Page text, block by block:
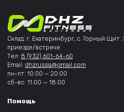
Склад: г. Екатеринбург, с. Горный Щит.
приезде/встрече
Тел: 8 (932) 601-64-60
Email: dhzrussia@gmail.com
пн-пт: 10:00 — 20:00
сб-вс: 11:00 — 18:00
Помощь